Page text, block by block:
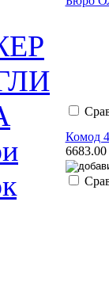
Комод
6683.00